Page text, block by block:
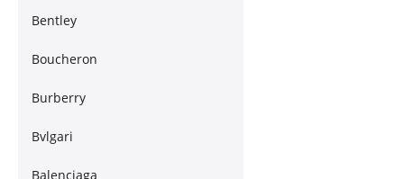
Bentley
Boucheron
Burberry
Bvlgari
Balenciaga